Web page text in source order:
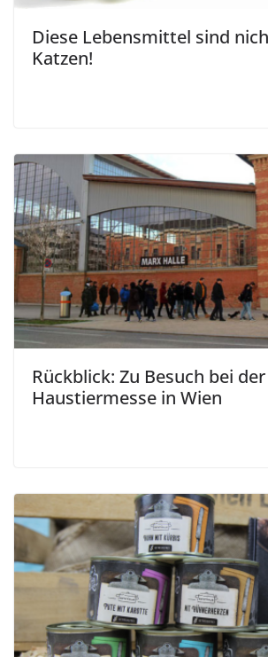
Diese Lebensmittel sind
Katzen!
Rückblick: Zu Besuch bei der
Haustiermesse in Wien